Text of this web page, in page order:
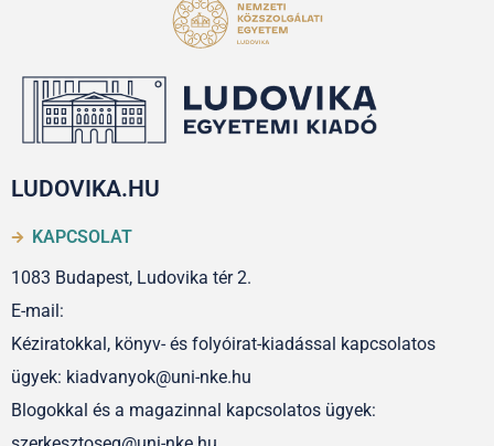
LUDOVIKA.HU
KAPCSOLAT
1083 Budapest, Ludovika tér 2.
E-mail:
Kéziratokkal, könyv- és folyóirat-kiadással kapcsolatos
ügyek: kiadvanyok@uni-nke.hu
Blogokkal és a magazinnal kapcsolatos ügyek: